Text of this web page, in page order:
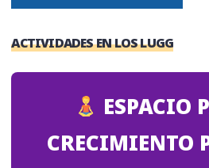
ACTIVIDADES EN LOS LUGG
ESPACIO
CRECIMIENTO